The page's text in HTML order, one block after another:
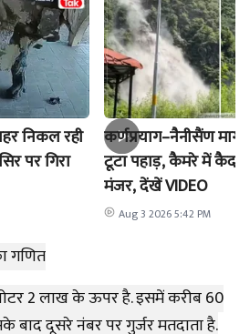
निकल रही
पर गिरा
कर्णप्रयाग–नैनीसैंण
टूटा पहाड़, कैमरे में कैद
मंजर, देंखें VIDEO
Aug 3 2026 5:42 PM
गणित
2 लाख के ऊपर है. इसमें करीब 60
बाद दूसरे नंबर पर गुर्जर मतदाता है.